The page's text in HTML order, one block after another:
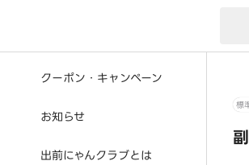
クーポン・キャンペーン
お知らせ
出前にゃんクラブとは
標